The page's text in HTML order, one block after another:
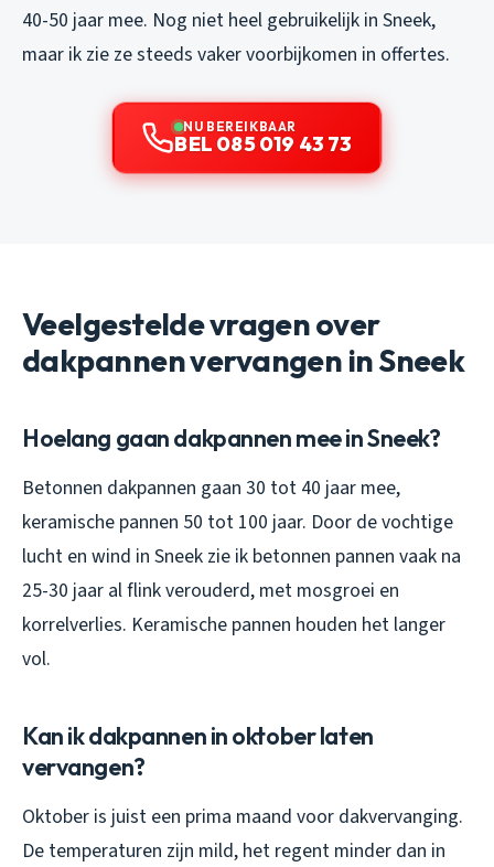
40-50 jaar mee. Nog niet heel gebruikelijk in Sneek,
maar ik zie ze steeds vaker voorbijkomen in offertes.
NU BEREIKBAAR
BEL 085 019 43 73
Veelgestelde vragen over
dakpannen vervangen in Sneek
Hoelang gaan dakpannen mee in Sneek?
Betonnen dakpannen gaan 30 tot 40 jaar mee,
keramische pannen 50 tot 100 jaar. Door de vochtige
lucht en wind in Sneek zie ik betonnen pannen vaak na
25-30 jaar al flink verouderd, met mosgroei en
korrelverlies. Keramische pannen houden het langer
vol.
Kan ik dakpannen in oktober laten
vervangen?
Oktober is juist een prima maand voor dakvervanging.
De temperaturen zijn mild, het regent minder dan in